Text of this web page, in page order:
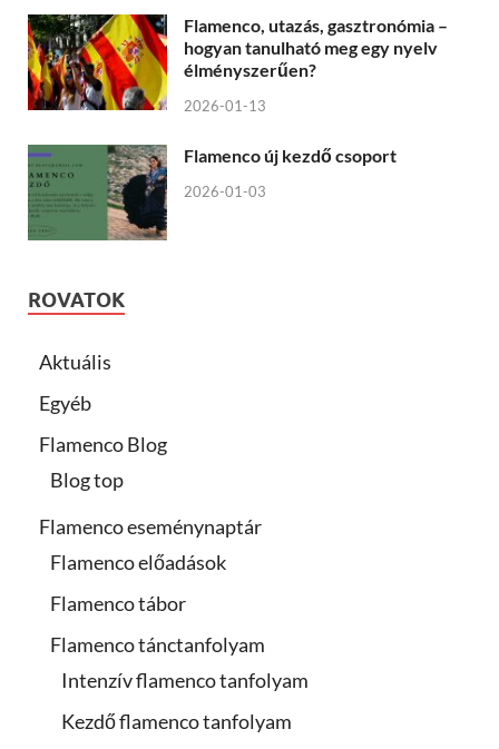
Flamenco, utazás, gasztronómia –
hogyan tanulható meg egy nyelv
élményszerűen?
2026-01-13
Flamenco új kezdő csoport
2026-01-03
ROVATOK
Aktuális
Egyéb
Flamenco Blog
Blog top
Flamenco eseménynaptár
Flamenco előadások
Flamenco tábor
Flamenco tánctanfolyam
Intenzív flamenco tanfolyam
Kezdő flamenco tanfolyam